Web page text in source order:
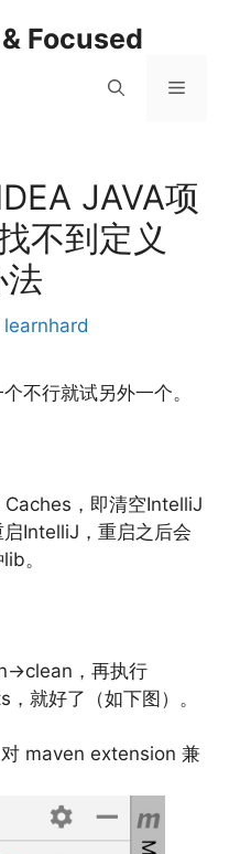
Focused
菜
JAVA项
不到定义
法
learnhard
不行就试另外一个。
，即清空IntelliJ
IntelliJ，重启之后会
。
>clean，再执行
就好了（如下图）。
maven extension 兼